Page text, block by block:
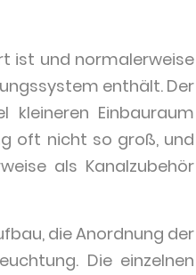
ist und normalerweise
enthält. Der
Einbauraum
oft nicht so groß, und
als Kanalzubehör
die Anordnung der
Die einzelnen